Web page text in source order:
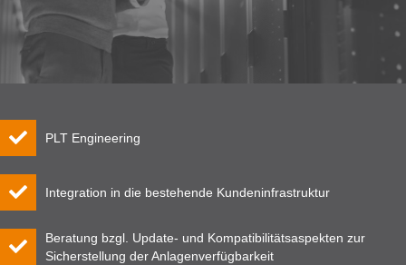
PLT Engineering
Integration in die bestehende Kundeninfrastruktur
Beratung bzgl. Update- und Kompatibilitätsaspekten zur
Sicherstellung der Anlagenverfügbarkeit